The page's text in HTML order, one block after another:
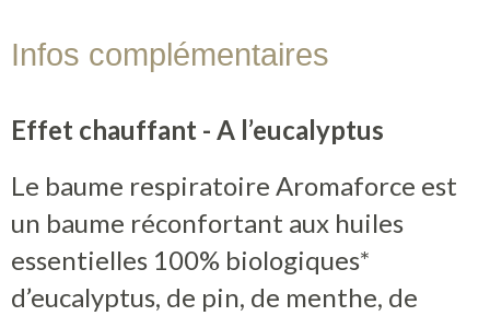
Boutique
Infos complémentaires
Effet chauffant - A l’eucalyptus
Le baume respiratoire Aromaforce est
un baume réconfortant aux huiles
essentielles 100% biologiques*
d’eucalyptus, de pin, de menthe, de